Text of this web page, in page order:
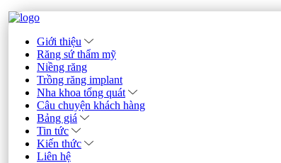
Giới thiệu
Răng sứ thẩm mỹ
Niềng răng
Trồng răng implant
Nha khoa tổng quát
Câu chuyện khách hàng
Bảng giá
Tin tức
Kiến thức
Liên hệ